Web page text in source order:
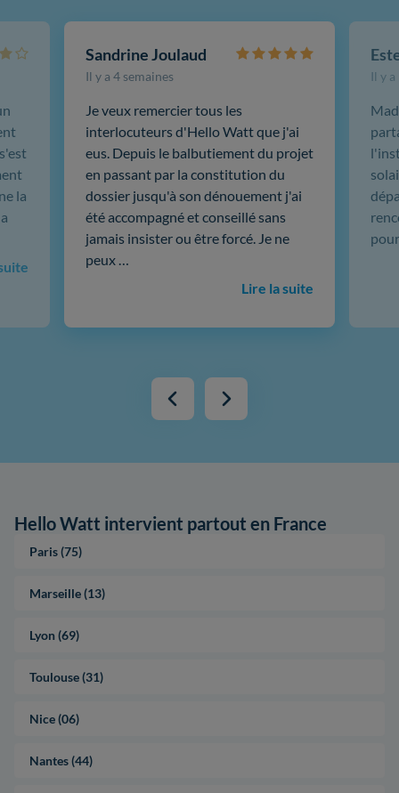
Sandrine Joulaud
Il y a 4 semaines
Je veux remercier tous les
interlocuteurs d'Hello Watt que j'ai
eus. Depuis le balbutiement du projet
en passant par la constitution du
dossier jusqu'à son dénouement j'ai
été accompagné et conseillé sans
jamais insister ou être forcé. Je ne
peux …
Lire la suite
Il y
la
Hello Watt intervient partout en France
Paris (75)
Marseille (13)
Lyon (69)
Toulouse (31)
Nice (06)
Nantes (44)